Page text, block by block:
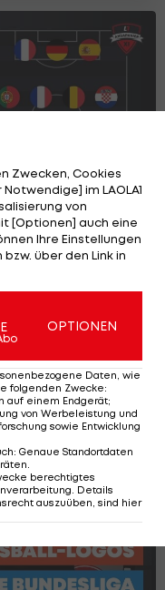
Elf aller
Zwecken, Cookies
im LAOLA1
von
[Optionen] auch eine
Ihre Einstellungen
über den Link in
OPTIONEN
Daten, wie
folgenden Zwecke:
auf einem Endgerät;
von Werbeleistung und
sowie Entwicklung
: Genaue Standortdaten
.
berechtigtes
Details
auszuüben, sind hier